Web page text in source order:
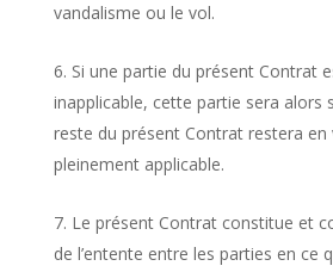
vandalisme ou le vol.
Si une partie du présent Contrat
inapplicable, cette partie sera alors
reste du présent Contrat restera en
pleinement applicable.
Le présent Contrat constitue et
de l’entente entre les parties en ce